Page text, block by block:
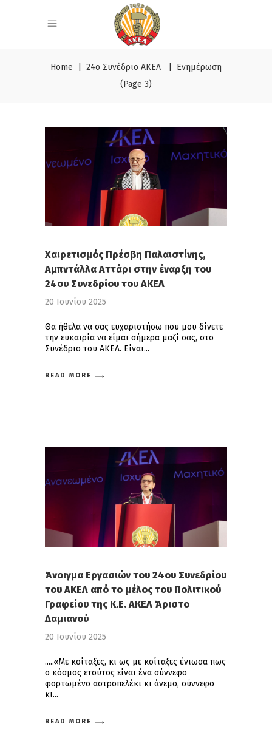
Home 24o Συνέδριο ΑΚΕΛ
Ενημέρωση
(Page 3)
Χαιρετισμός Πρέσβη Παλαιστίνης,
Αμπντάλλα Αττάρι στην έναρξη του
24ου Συνεδρίου του ΑΚΕΛ
20 Ιουνίου 2025
Θα ήθελα να σας ευχαριστήσω που μου δίνετε
την ευκαιρία να είμαι σήμερα μαζί σας, στο
Συνέδριο του ΑΚΕΛ. Είναι
READ MORE
Άνοιγμα Εργασιών του 24ου Συνεδρίου
του ΑΚΕΛ από το μέλος του Πολιτικού
Γραφείου της Κ.Ε. ΑΚΕΛ Άριστο
Δαμιανού
20 Ιουνίου 2025
.....«Με κοίταξες, κι ως με κοίταξες ένιωσα πως
ο κόσμος ετούτος είναι ένα σύννεφο
φορτωμένο αστροπελέκι κι άνεμο, σύννεφο
κι
READ MORE